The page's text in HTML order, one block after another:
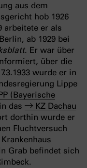
aus dem
hob 1926
arbeitete er als
ab 1929 bei
. Er war über
über die
wurde er in
Lippe
(Bayerische
das
KZ Dachau
dorthin wurde er
Fluchtversuch
Grab befindet sich